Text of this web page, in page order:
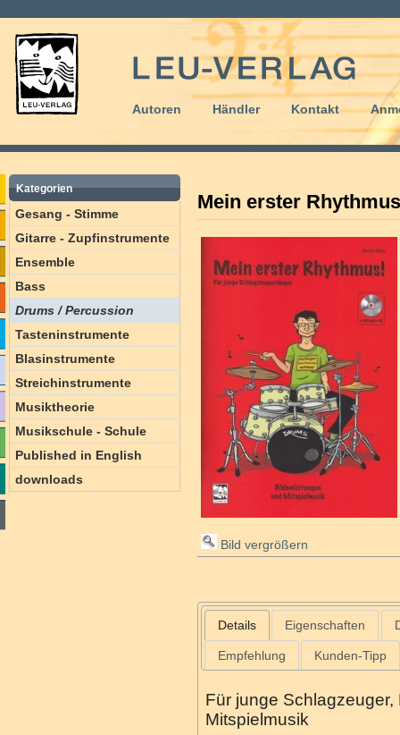
Autoren Händler Kontakt
Kategorien
Gesang - Stimme
Gitarre - Zupfinstrumente
Ensemble
Bass
Drums / Percussion
Tasteninstrumente
Blasinstrumente
Streichinstrumente
Musiktheorie
Musikschule - Schule
Published in English
downloads
Mein erster
Bild vergrößern
Details Eigenschaften
Empfehlung Kunden-Tipp
Für junge
Mitspielmusik